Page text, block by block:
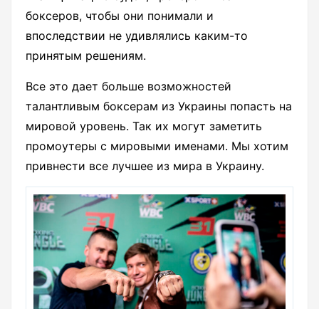
боксеров, чтобы они понимали и
впоследствии не удивлялись каким-то
принятым решениям.
Все это дает больше возможностей
талантливым боксерам из Украины попасть на
мировой уровень. Так их могут заметить
промоутеры с мировыми именами. Мы хотим
привнести все лучшее из мира в Украину.